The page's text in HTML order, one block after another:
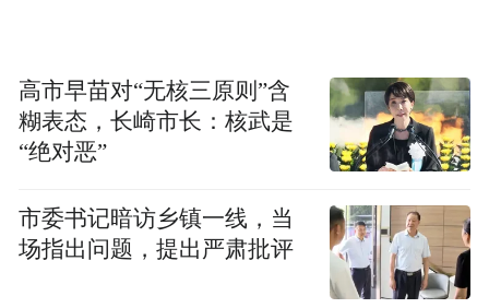
喜欢大屏的用户。
而且超级像素屏相比传统OLED拥有清晰、省
电的特性，虽说纸面分辨率没有2K高，但子
像素数量却达到938万，与2K处于同一水
准，实现了2K级的显示效果，但功耗甚至低
高市早苗对“无核三原则”含
糊表态，长崎市长：核武是
“绝对恶”
市委书记暗访乡镇一线，当
场指出问题，提出严肃批评